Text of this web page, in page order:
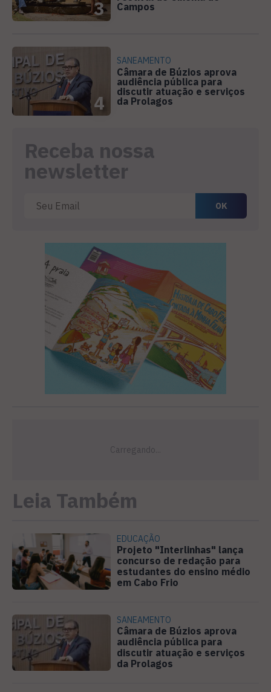
3
Campos
4
SANEAMENTO
Câmara de Búzios aprova
audiência pública para
discutir atuação e serviços
da Prolagos
Receba nossa
newsletter
Leia Também
EDUCAÇÃO
Projeto "Interlinhas" lança
concurso de redação para
estudantes do ensino médio
em Cabo Frio
SANEAMENTO
Câmara de Búzios aprova
audiência pública para
discutir atuação e serviços
da Prolagos